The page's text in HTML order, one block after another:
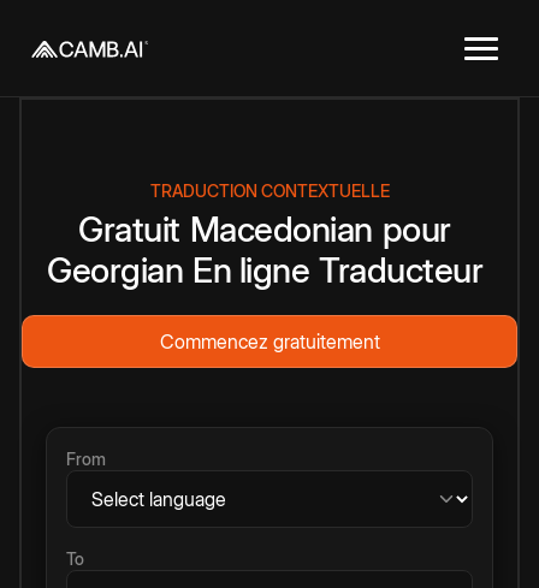
TRADUCTION CONTEXTUELLE
Gratuit Macedonian pour
Georgian En ligne Traducteur
Commencez gratuitement
From
To